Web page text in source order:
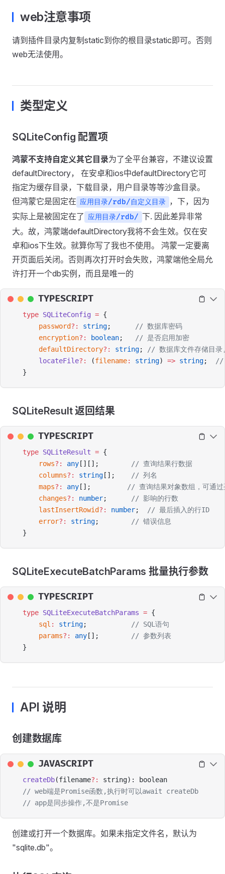
web注意事项
请到插件目录内复制static到你的根目录static即可。否则
web无法使用。
类型定义
SQLiteConfig 配置项
鸿蒙不支持自定义其它目录为了全平台兼容，不建议设置
defaultDirectory， 在安卓和ios中defaultDirectory它可
指定为缓存目录，下载目录，用户目录等等沙盒目录。
但鸿蒙它是固定在 应用目录/rdb/自定义目录 ，下，因为
实际上是被固定在了 应用目录/rdb/ 下. 因此差异非常
大。故，鸿蒙端defaultDirectory我将不会生效。仅在安
卓和ios下生效。就算你写了我也不使用。 鸿蒙一定要离
开页面后关闭。否则再次打开时会失败，鸿蒙端他全局允
许打开一个db实例，而且是唯一的
TYPESCRIPT
type SQLiteConfig = {
    password
?: string;
// 数据库密码
    encryption
?: boolean;
// 是否启用加密
    defaultDirectory
?: string;
// 数据库文件存储目录,
    locateFile
?: (filename: string) => string;
//
}
SQLiteResult 返回结果
TYPESCRIPT
type SQLiteResult = {
    rows
?: any [][];
// 查询结果行数据
    columns
?: string [];
// 列名
    maps
?: any [];
// 查询结果对象数组，可通过
    changes
?: number;
// 影响的行数
    lastInsertRowid
?: number;
// 最后插入的行ID
    error
?: string;
// 错误信息
}
SQLiteExecuteBatchParams 批量执行参数
TYPESCRIPT
type SQLiteExecuteBatchParams = {
    sql
: string;
// SQL语句
    params
?: any [];
// 参数列表
}
API 说明
创建数据库
JAVASCRIPT
createDb(filename?:
string): boolean
// web端是Promise函数,执行时可以await createDb
// app是同步操作,不是Promise
创建或打开一个数据库。如果未指定文件名，默认为
"sqlite.db"。